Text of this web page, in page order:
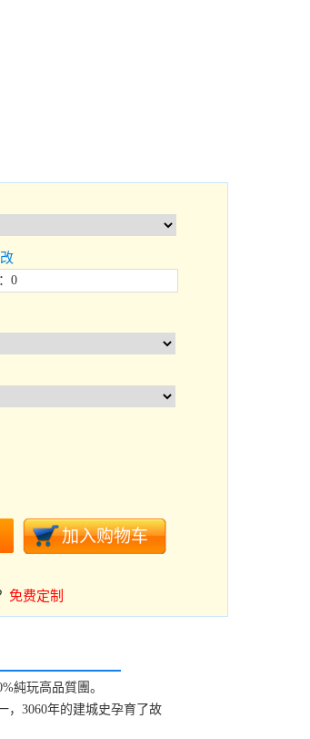
0
免费定制
純玩高品質團。
，3060年的建城史孕育了故